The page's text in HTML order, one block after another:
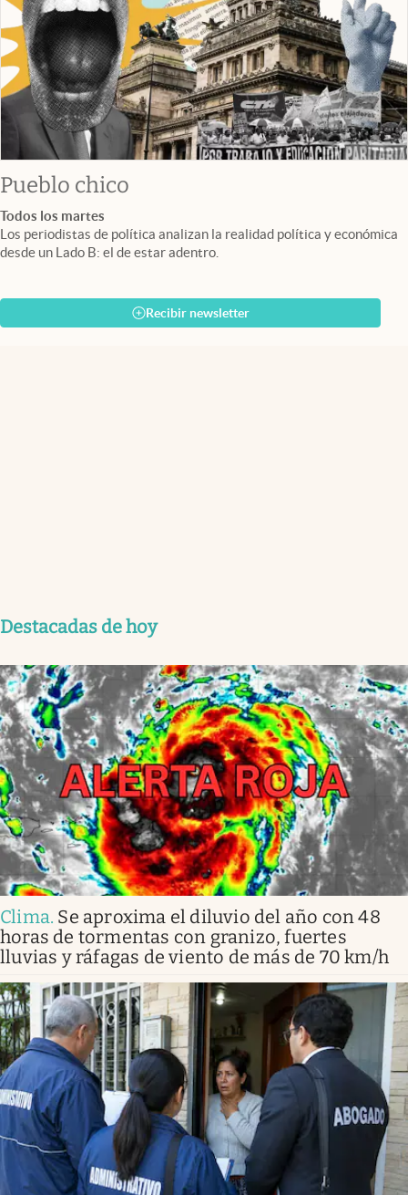
Pueblo chico
Todos los martes
Los periodistas de política analizan la realidad política y económica
desde un Lado B: el de estar adentro.
Recibir newsletter
Destacadas de hoy
Clima. Se aproxima el diluvio del año con 48
horas de tormentas con granizo, fuertes
lluvias y ráfagas de viento de más de 70 km/h